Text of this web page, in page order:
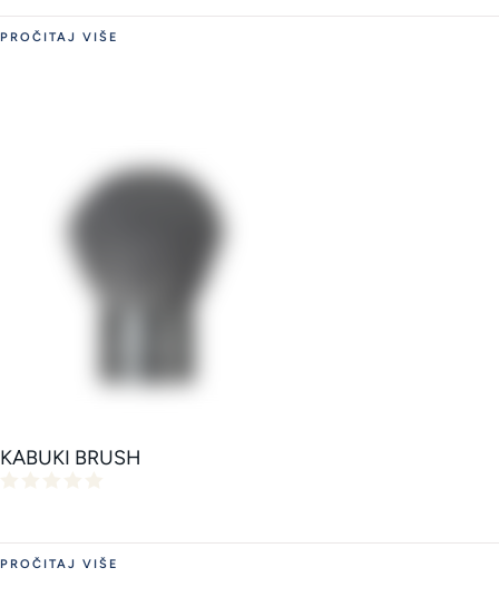
PROČITAJ VIŠE
KABUKI BRUSH
PROČITAJ VIŠE